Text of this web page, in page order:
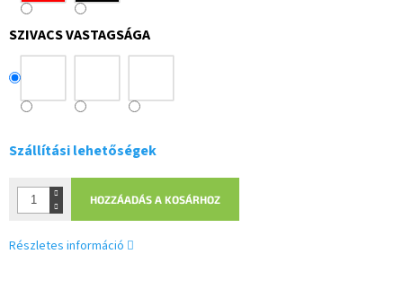
SZIVACS VASTAGSÁGA
Szállítási lehetőségek
HOZZÁADÁS A KOSÁRHOZ
Részletes információ